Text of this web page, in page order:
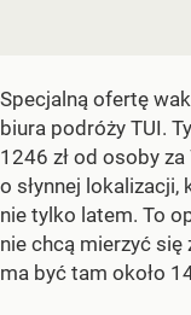
Specjalną ofertę
biura podróży TUI.
1246 zł od osoby
o słynnej
nie tylko latem. To
nie chcą mierzyć się
ma być tam około